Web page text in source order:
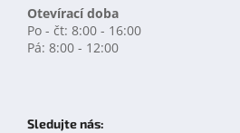
Otevírací doba
Po - čt: 8:00 - 16:00
Pá: 8:00 - 12:00
Sledujte nás: